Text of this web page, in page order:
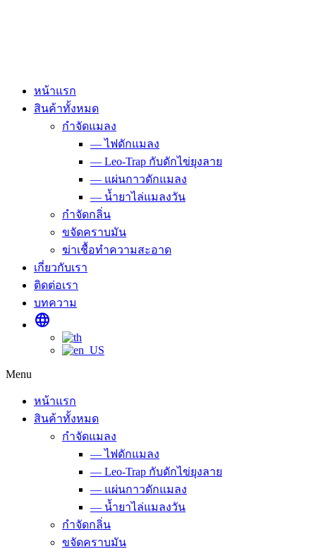
หน้าแรก
สินค้าทั้งหมด
กำจัดแมลง
— ไฟดักแมลง
— Leo-Trap กับดักไข่ยุงลาย
— แผ่นกาวดักแมลง
— น้ำยาไล่แมลงวัน
กำจัดกลิ่น
ขจัดคราบมัน
ฆ่าเชื้อทำความสะอาด
เกี่ยวกับเรา
ติดต่อเรา
บทความ
language
Menu
หน้าแรก
สินค้าทั้งหมด
กำจัดแมลง
— ไฟดักแมลง
— Leo-Trap กับดักไข่ยุงลาย
— แผ่นกาวดักแมลง
— น้ำยาไล่แมลงวัน
กำจัดกลิ่น
ขจัดคราบมัน